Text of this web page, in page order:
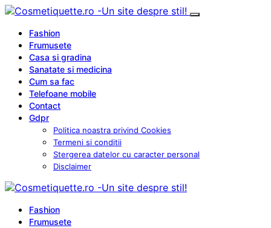
Fashion
Frumusete
Casa si gradina
Sanatate si medicina
Cum sa fac
Telefoane mobile
Contact
Gdpr
Politica noastra privind Cookies
Termeni si conditii
Stergerea datelor cu caracter personal
Disclaimer
Fashion
Frumusete